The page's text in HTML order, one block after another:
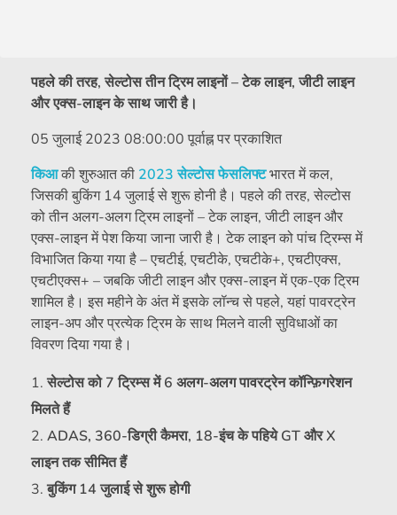
पहले की तरह, सेल्टोस तीन ट्रिम लाइनों – टेक लाइन, जीटी लाइन
और एक्स-लाइन के साथ जारी है।
05 जुलाई 2023 08:00:00 पूर्वाह्न पर प्रकाशित
किआकी शुरुआत की 2023 सेल्टोस फेसलिफ्टभारत में कल,
जिसकी बुकिंग 14 जुलाई से शुरू होनी है। पहले की तरह, सेल्टोस
को तीन अलग-अलग ट्रिम लाइनों – टेक लाइन, जीटी लाइन और
एक्स-लाइन में पेश किया जाना जारी है। टेक लाइन को पांच ट्रिम्स में
विभाजित किया गया है – एचटीई, एचटीके, एचटीके+, एचटीएक्स,
एचटीएक्स+ – जबकि जीटी लाइन और एक्स-लाइन में एक-एक ट्रिम
शामिल है। इस महीने के अंत में इसके लॉन्च से पहले, यहां पावरट्रेन
लाइन-अप और प्रत्येक ट्रिम के साथ मिलने वाली सुविधाओं का
विवरण दिया गया है।
सेल्टोस को 7 ट्रिम्स में 6 अलग-अलग पावरट्रेन कॉन्फ़िगरेशन
मिलते हैं
ADAS, 360-डिग्री कैमरा, 18-इंच के पहिये GT और X
लाइन तक सीमित हैं
बुकिंग 14 जुलाई से शुरू होगी